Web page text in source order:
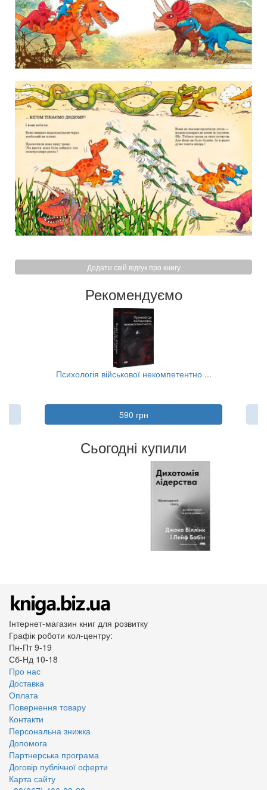
Додати свій відгук про книгу
Рекомендуємо
Психологія військової некомпетентно ...
590 грн
Сьогодні купили
Інтернет-магазин книг для розвитку
Графік роботи кол-центру:
Пн-Пт 9-19
Сб-Нд 10-18
Про нас
Доставка
Оплата
Повернення товару
Контакти
Персональна знижка
Допомога
Партнерська програма
Договір публічної оферти
Карта сайту